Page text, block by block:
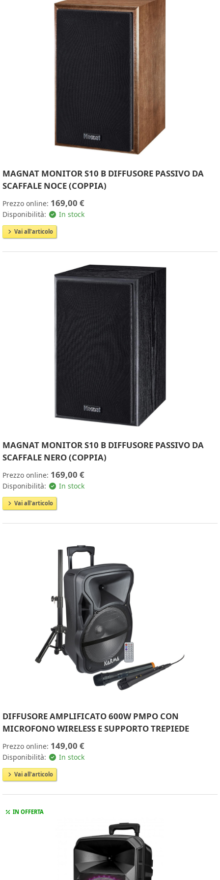
MAGNAT MONITOR S10 B DIFFUSORE PASSIVO DA
SCAFFALE NOCE (COPPIA)
Prezzo online: 169,00 €
Disponibilità: In stock
Vai all'articolo
MAGNAT MONITOR S10 B DIFFUSORE PASSIVO DA
SCAFFALE NERO (COPPIA)
Prezzo online: 169,00 €
Disponibilità: In stock
Vai all'articolo
DIFFUSORE AMPLIFICATO 600W PMPO CON
MICROFONO WIRELESS E SUPPORTO TREPIEDE
Prezzo online: 149,00 €
Disponibilità: In stock
Vai all'articolo
IN OFFERTA